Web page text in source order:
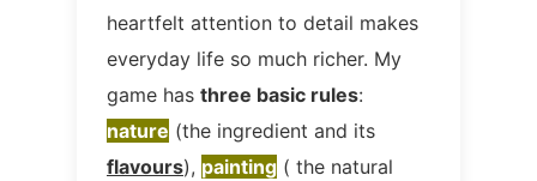
heartfelt attention to detail makes
everyday life so much richer. My
game has three basic rules:
nature (the ingredient and its
flavours), painting ( the natural